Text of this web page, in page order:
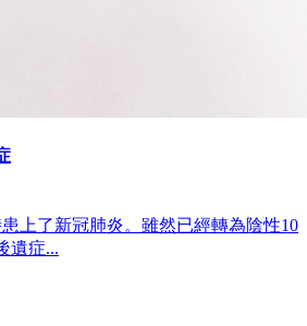
上了新冠肺炎。雖然已經轉為陰性10
遺症...